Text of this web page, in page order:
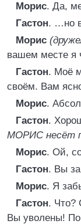
Морис. Да,
Гастон. …но
Морис
вашем месте я
Гастон. Моё
своём. Вам
Морис.
Гастон.
МОРИС несёт
Морис. Ой,
Гастон. Вы
Морис. Я
Гастон. Что?
Вы уволены!